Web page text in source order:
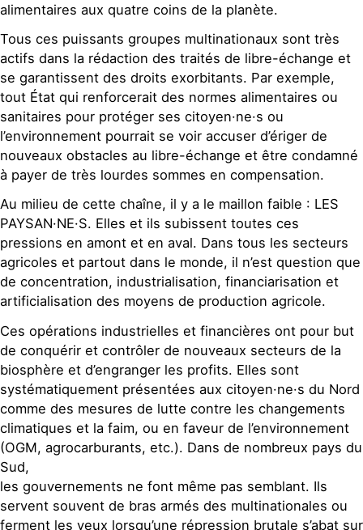
alimentaires aux quatre coins de la planète.
Tous ces puissants groupes multinationaux sont très
actifs dans la rédaction des traités de libre-échange et
se garantissent des droits exorbitants. Par exemple,
tout État qui renforcerait des normes alimentaires ou
sanitaires pour protéger ses citoyen·ne·s ou
l’environnement pourrait se voir accuser d’ériger de
nouveaux obstacles au libre-échange et être condamné
à payer de très lourdes sommes en compensation.
Au milieu de cette chaîne, il y a le maillon faible : LES
PAYSAN·NE·S. Elles et ils subissent toutes ces
pressions en amont et en aval. Dans tous les secteurs
agricoles et partout dans le monde, il n’est question que
de concentration, industrialisation, financiarisation et
artificialisation des moyens de production agricole.
Ces opérations industrielles et financières ont pour but
de conquérir et contrôler de nouveaux secteurs de la
biosphère et d’engranger les profits. Elles sont
systématiquement présentées aux citoyen·ne·s du Nord
comme des mesures de lutte contre les changements
climatiques et la faim, ou en faveur de l’environnement
(OGM, agrocarburants, etc.). Dans de nombreux pays du
Sud,
les gouvernements ne font même pas semblant. Ils
servent souvent de bras armés des multinationales ou
ferment les yeux lorsqu’une répression brutale s’abat sur